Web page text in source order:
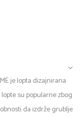
je lopta dizajnirana
su popularne zbog
da izdrže grublje